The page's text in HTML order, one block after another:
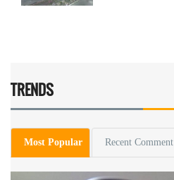
TRENDS
Most Popular Recent Comment